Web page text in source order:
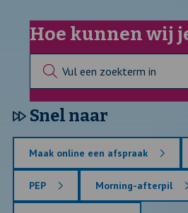
Hoe kunnen wij
Snel naar
Maak online een afspraak
PEP Morning-afterpil